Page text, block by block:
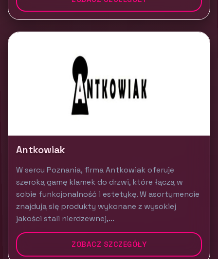
Antkowiak
W sercu Poznania, firma Antkowiak oferuje
szeroką gamę klamek do drzwi, które łączą w
sobie funkcjonalność i estetykę. W asortymencie
znajdują się produkty wykonane z wysokiej
jakości stali nierdzewnej,...
ZOBACZ SZCZEGÓŁY